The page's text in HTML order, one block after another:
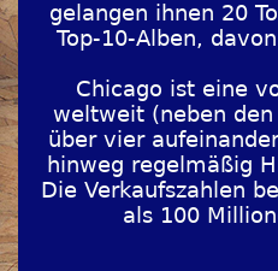
gelangen ihnen 20
Top-10-Alben,
Chicago ist eine
weltweit (neben
über vier
hinweg regelmäßig
Die Verkaufszahlen
als 100